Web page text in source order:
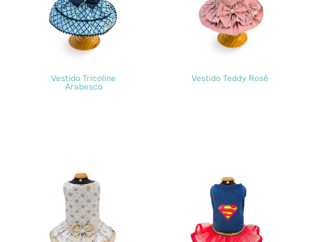
Vestido Tricoline
Arabesco
Vestido Teddy Rosê